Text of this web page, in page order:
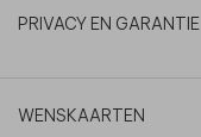
PRIVACY EN GARANTIE
WENSKAARTEN